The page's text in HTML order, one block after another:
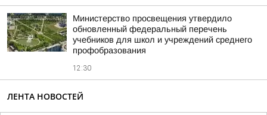
Министерство просвещения утвердило
обновленный федеральный перечень
учебников для школ и учреждений среднего
профобразования
12:30
ЛЕНТА НОВОСТЕЙ